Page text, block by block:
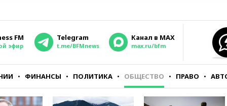
FM
эфир
Telegram
t.me/BFMnews
Канал в MAX
max.ru/bfm
ФИНАНСЫ ПОЛИТИКА ОБЩЕСТВО ПРАВО